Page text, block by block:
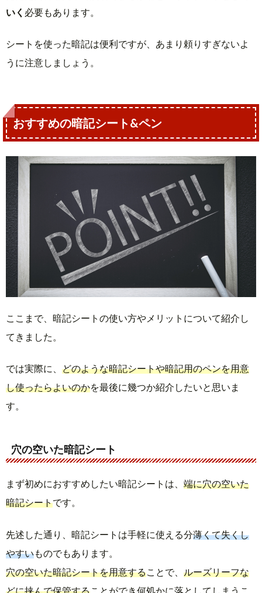
いく 必要もあります。
シートを使った暗記は便利ですが、あまり頼りすぎないよ
うに注意しましょう。
おすすめの暗記シート&ペン
ここまで、暗記シートの使い方やメリットについて紹介し
てきました。
では実際に、 どのような暗記シートや暗記用のペンを用意
し使ったらよいのかを最後に幾つか紹介したいと思いま
す。
穴の空いた暗記シート
まず初めにおすすめしたい暗記シートは、 端に穴の空いた
暗記シートです。
先述した通り、暗記シートは手軽に使える分薄くて失くし
やすいものでもあります。
穴の空いた暗記シートを用意することで、 ルーズリーフな
どに挟んで保管する ことができ何処かに落としてしまうこ